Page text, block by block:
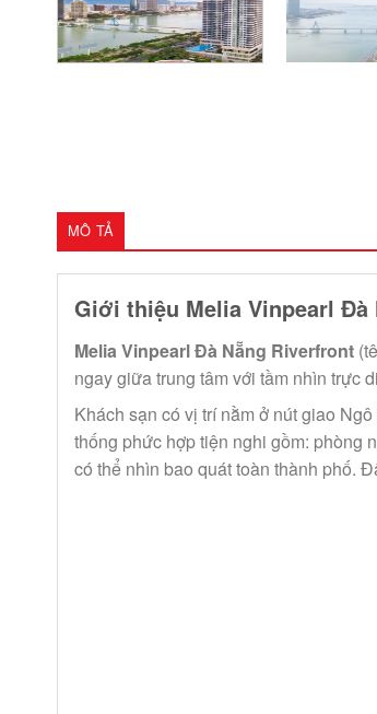
MÔ TẢ
Giới thiệu Melia Vinpearl Đà
Melia Vinpearl Đà Nẵng Riverfront
ngay giữa trung tâm với tầm nhìn trực
Khách sạn có vị trí nằm ở nút giao
thống phức hợp tiện nghi gồm: phòng
có thể nhìn bao quát toàn thành phố.